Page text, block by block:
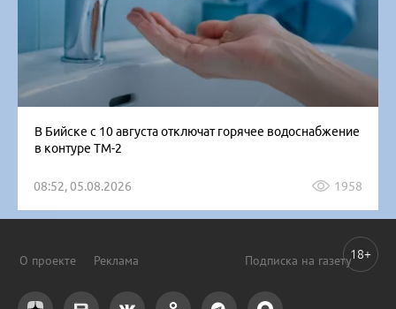
В Бийске с 10 августа отключат горячее водоснабжение
в контуре ТМ-2
08:52, 05.08.2026 1958
О проекте Реклама Подписка на газету18+